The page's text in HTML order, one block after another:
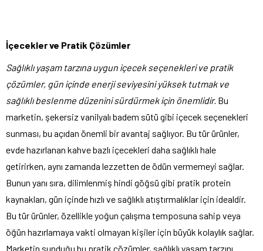
İçecekler ve Pratik Çözümler
Sağlıklı yaşam tarzına uygun içecek seçenekleri ve pratik
çözümler, gün içinde enerji seviyesini yüksek tutmak ve
sağlıklı beslenme düzenini sürdürmek için önemlidir. Bu
marketin, şekersiz vanilyalı badem sütü gibi içecek seçenekleri
sunması, bu açıdan önemli bir avantaj sağlıyor. Bu tür ürünler,
evde hazırlanan kahve bazlı içecekleri daha sağlıklı hale
getirirken, aynı zamanda lezzetten de ödün vermemeyi sağlar.
Bunun yanı sıra, dilimlenmiş hindi göğsü gibi pratik protein
kaynakları, gün içinde hızlı ve sağlıklı atıştırmalıklar için idealdir.
Bu tür ürünler, özellikle yoğun çalışma temposuna sahip veya
öğün hazırlamaya vakti olmayan kişiler için büyük kolaylık sağlar.
Marketin sunduğu bu pratik çözümler, sağlıklı yaşam tarzını